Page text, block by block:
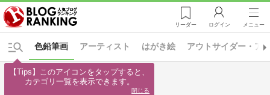
リーダー ログイン メニュー
アーティスト はがき絵 アウトサイダー・ア
色鉛筆画
【Tips】このアイコンをタップすると、
カテゴリ一覧を表示できます。
閉じる